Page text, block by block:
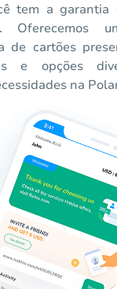
tem a garantia
Oferecemos
de cartões
e opções
na